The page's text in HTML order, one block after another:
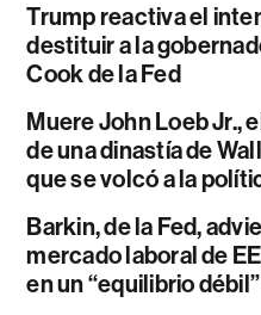
Trump reactiva el
destituir a la
Cook de la Fed
Muere John Loeb Jr.,
de una dinastía de
que se volcó a la
Barkin, de la Fed,
mercado laboral de
en un “equilibrio débil”